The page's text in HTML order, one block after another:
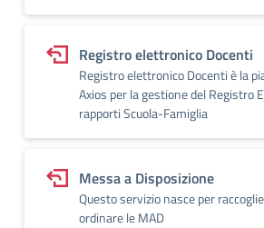
Registro elettronico Docenti
Registro elettronico Docenti è la
Axios per la gestione del Registro
rapporti Scuola-Famiglia
Messa a Disposizione
Questo servizio nasce per
ordinare le MAD